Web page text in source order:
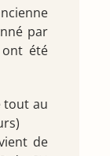
par
ont été
tout au
de